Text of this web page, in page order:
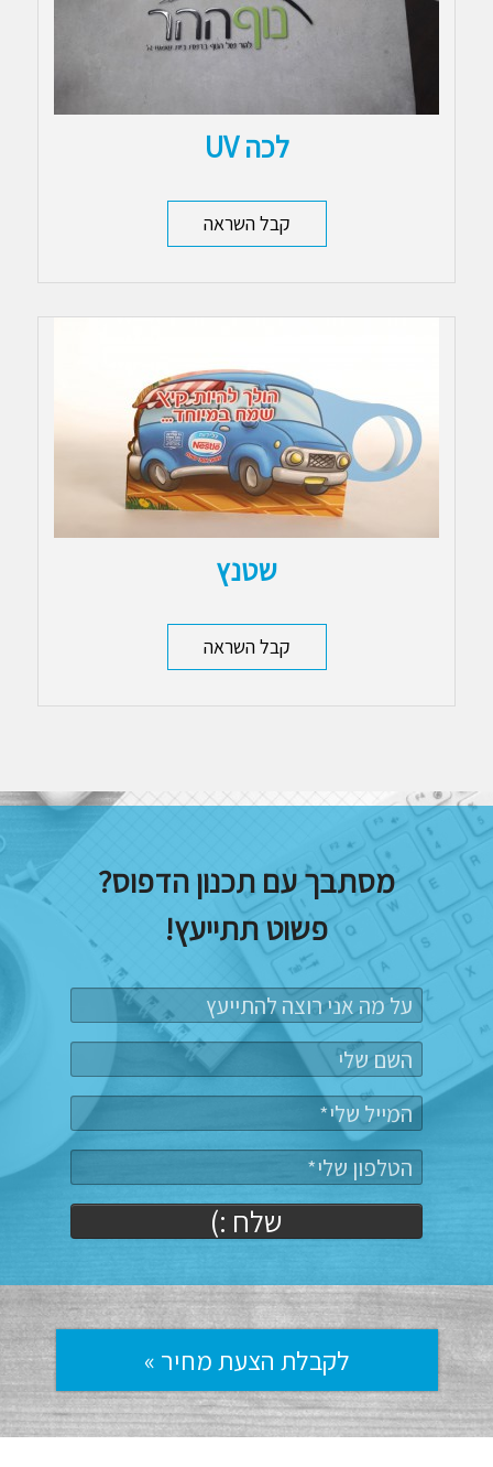
לכה UV
קבל השראה
שטנץ
קבל השראה
מסתבך עם תכנון הדפוס?
פשוט תתייעץ!
שלח :)
לקבלת הצעת מחיר »